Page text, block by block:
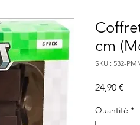
cm
SKU : 532-
24,90 €
Quantité *